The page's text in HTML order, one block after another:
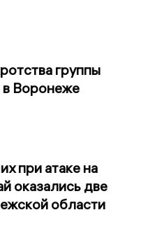
группы
в Воронеже
при атаке на
оказались две
области